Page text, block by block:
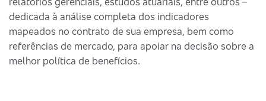
dedicada à análise completa dos indicadores
mapeados no contrato de sua empresa, bem como
referências de mercado, para apoiar na decisão sobre a
melhor política de benefícios.